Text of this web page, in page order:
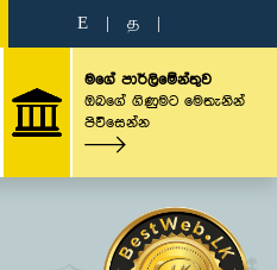
E த
මගේ පාර්ලිමේන්තුව
ඔබගේ ගිණුමට මෙතැනින්
පිවිසෙන්න